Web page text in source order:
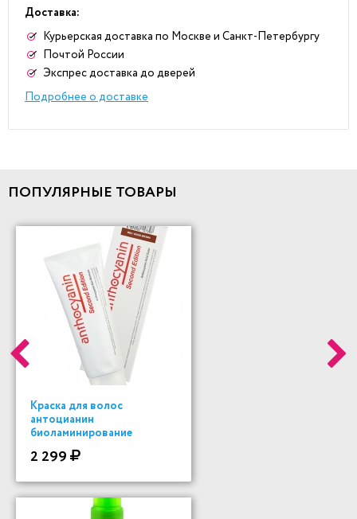
Доставка:
Курьерская доставка по Москве и Санкт-Петербургу
Почтой России
Экспрес доставка до дверей
Подробнее о доставке
ПОПУЛЯРНЫЕ ТОВАРЫ
Краска для волос
антоцианин
биоламинирование
2 299